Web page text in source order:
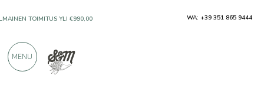
TOIMITUS YLI €990,00
ERINOMAISILTA VALMISTAJILTA
WA: +39 351 865 9444
MENU